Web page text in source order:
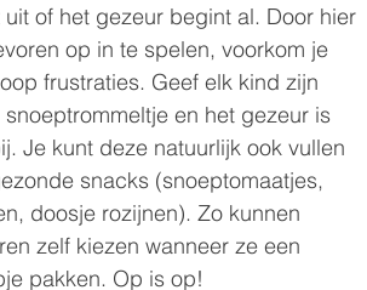
uit of het gezeur begint al. Door hier
op in te spelen, voorkom je
frustraties. Geef elk kind zijn
en het gezeur is
Je kunt deze natuurlijk ook vullen
snacks (snoeptomaatjes,
doosje rozijnen). Zo kunnen
zelf kiezen wanneer ze een
pakken. Op is op!